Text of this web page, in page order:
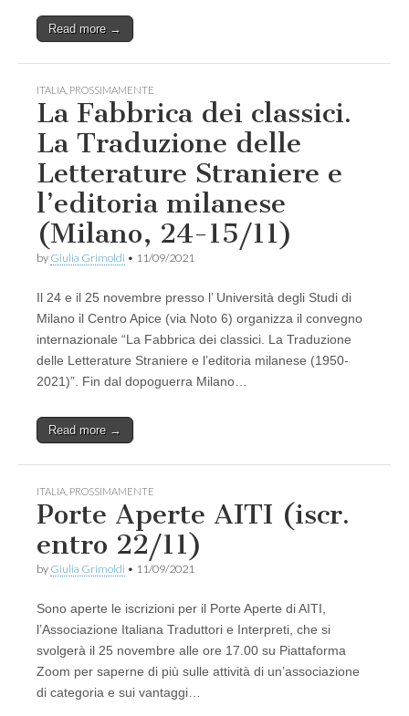
Read more →
ITALIA PROSSIMAMENTE
La Fabbrica dei classici.
La Traduzione delle
Letterature Straniere e
l’editoria milanese
(Milano, 24-15/11)
by Giulia Grimoldi • 11/09/2021
Il 24 e il 25 novembre presso l’ Università degli Studi di
Milano il Centro Apice (via Noto 6) organizza il convegno
internazionale “La Fabbrica dei classici. La Traduzione
delle Letterature Straniere e l’editoria milanese (1950-
2021)”. Fin dal dopoguerra Milano…
Read more →
ITALIA PROSSIMAMENTE
Porte Aperte AITI (iscr.
entro 22/11)
by Giulia Grimoldi • 11/09/2021
Sono aperte le iscrizioni per il Porte Aperte di AITI,
l’Associazione Italiana Traduttori e Interpreti, che si
svolgerà il 25 novembre alle ore 17.00 su Piattaforma
Zoom per saperne di più sulle attività di un’associazione
di categoria e sui vantaggi…